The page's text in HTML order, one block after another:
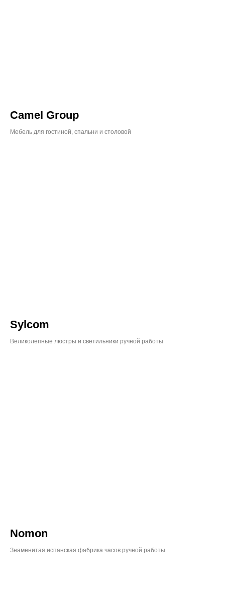
Camel Group
Мебель для гостиной, спальни и столовой
Sylcom
Великолепные люстры и светильники ручной работы
Nomon
Знаменитая испанская фабрика часов ручной работы